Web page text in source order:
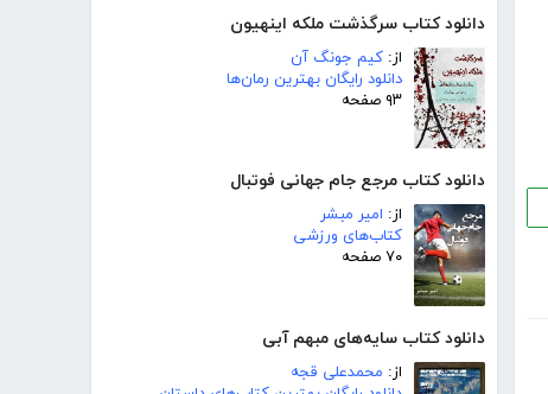
دانلود کتاب سرگذشت ملکه اینهیون
از: کیم جونگ آن
دانلود رایگان بهترین رمان‌ها
۹۳ صفحه
دانلود کتاب مرجع جام جهانی فوتبال
از: امیر مبشر
کتاب‌های ورزشی
۷۰ صفحه
دانلود کتاب سایه‌های مبهم آبی
از: محمدعلی قجه